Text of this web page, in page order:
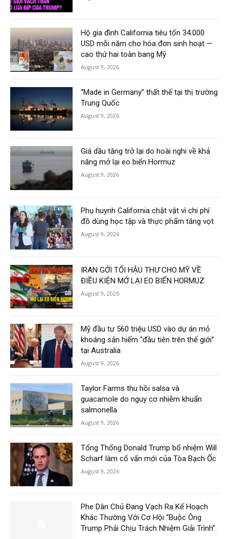
Hộ gia đình California tiêu tốn 34.000
USD mỗi năm cho hóa đơn sinh hoạt —
cao thứ hai toàn bang Mỹ
August 9, 2026
“Made in Germany” thất thế tại thị trường
Trung Quốc
August 9, 2026
Giá dầu tăng trở lại do hoài nghi về khả
năng mở lại eo biển Hormuz
August 9, 2026
Phụ huynh California chật vật vì chi phí
đồ dùng học tập và thực phẩm tăng vọt
August 9, 2026
IRAN GỞI TỐI HẬU THƯ CHO MỸ VỀ
ĐIỀU KIỆN MỞ LẠI EO BIỂN HORMUZ
August 9, 2026
Mỹ đầu tư 560 triệu USD vào dự án mỏ
khoáng sản hiếm “đầu tiên trên thế giới”
tại Australia
August 9, 2026
Taylor Farms thu hồi salsa và
guacamole do nguy cơ nhiễm khuẩn
salmonella
August 9, 2026
Tổng Thống Donald Trump bổ nhiệm Will
Scharf làm cố vấn mới của Tòa Bạch Ốc
August 9, 2026
Phe Dân Chủ Đang Vạch Ra Kế Hoạch
Khác Thường Với Cơ Hội “Buộc Ông
Trump Phải Chịu Trách Nhiệm Giải Trình”.